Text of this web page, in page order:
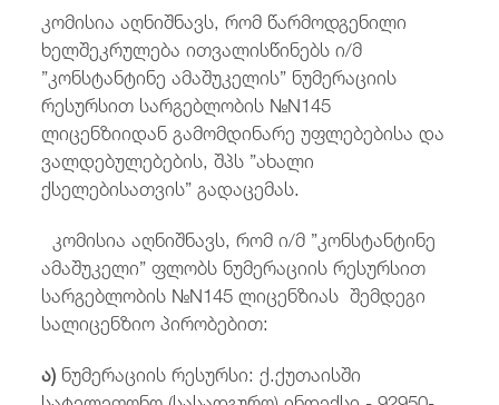
კომისია აღნიშნავს, რომ წარმოდგენილი
ხელშეკრულება ითვალისწინებს ი/მ
”კონსტანტინე ამაშუკელის” ნუმერაციის
რესურსით სარგებლობის №N145
ლიცენზიიდან გამომდინარე უფლებებისა და
ვალდებულებების, შპს ”ახალი
ქსელებისათვის” გადაცემას.
კომისია აღნიშნავს, რომ ი/მ ”კონსტანტინე
ამაშუკელი” ფლობს ნუმერაციის რესურსით
სარგებლობის №N145 ლიცენზიას შემდეგი
სალიცენზიო პირობებით:
ა)ნუმერაციის რესურსი: ქ.ქუთაისში